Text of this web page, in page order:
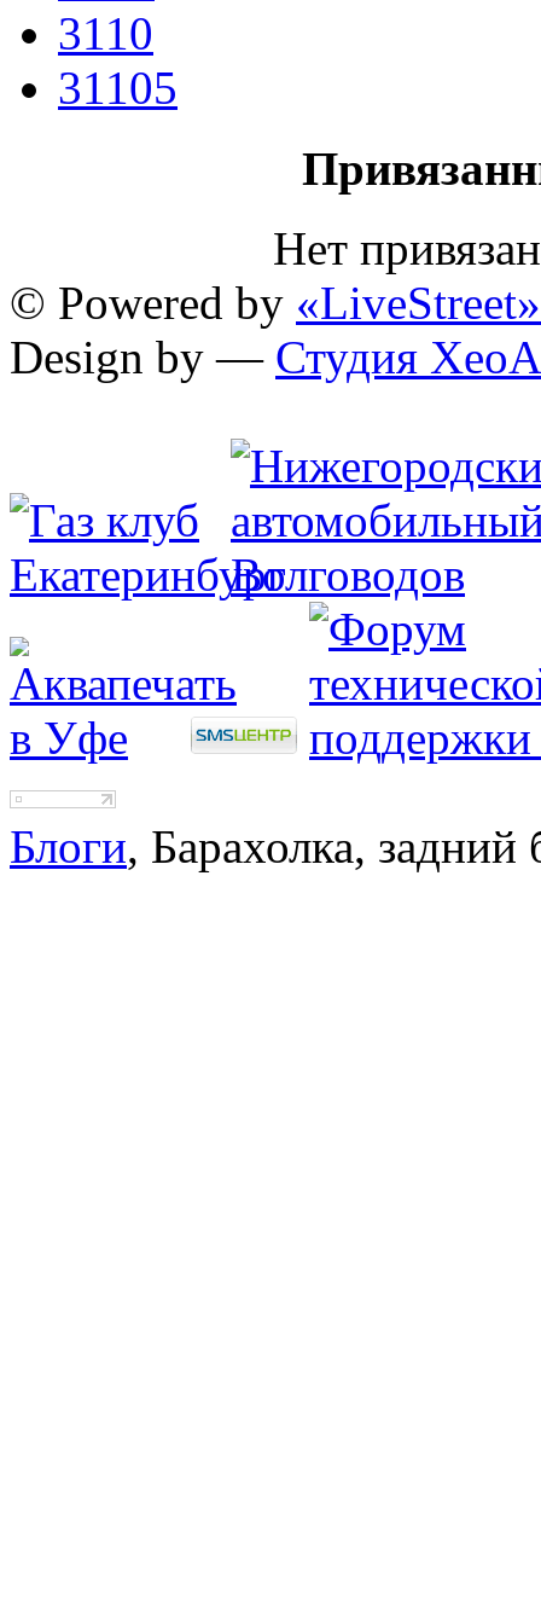
3110
31105
Нет
© Powered by «LiveStreet»
Design by — Студия
Блоги, Барахолка,